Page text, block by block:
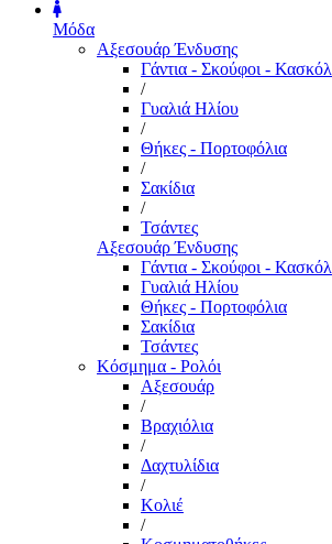
Μόδα
Αξεσουάρ Ένδυσης
Γάντια - Σκούφοι - Κασκόλ
/
Γυαλιά Ηλίου
/
Θήκες - Πορτοφόλια
/
Σακίδια
/
Τσάντες
Αξεσουάρ Ένδυσης
Γάντια - Σκούφοι - Κασκόλ
Γυαλιά Ηλίου
Θήκες - Πορτοφόλια
Σακίδια
Τσάντες
Κόσμημα - Ρολόι
Αξεσουάρ
/
Βραχιόλια
/
Δαχτυλίδια
/
Κολιέ
/